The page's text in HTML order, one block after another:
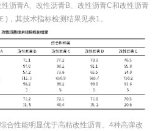
沥青A、改性沥青B、改性沥青C和改性沥青
)，其技术指标检测结果见表1。
合性能明显优于高粘改性沥青。4种高弹改